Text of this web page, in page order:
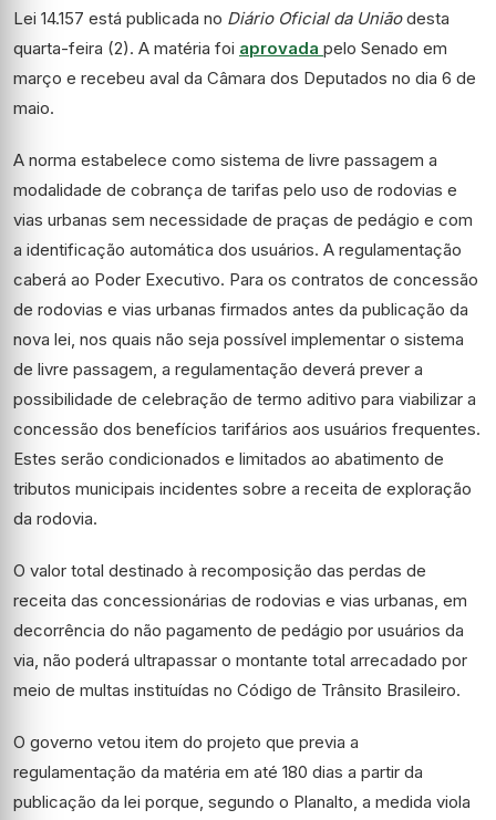
Lei 14.157 está publicada no Diário Oficial da Uniãodesta
quarta-feira (2). A matéria foi aprovada pelo Senado em
março e recebeu aval da Câmara dos Deputados no dia 6 de
maio.
A norma estabelece como sistema de livre passagem a
modalidade de cobrança de tarifas pelo uso de rodovias e
vias urbanas sem necessidade de praças de pedágio e com
a identificação automática dos usuários. A regulamentação
caberá ao Poder Executivo. Para os contratos de concessão
de rodovias e vias urbanas firmados antes da publicação da
nova lei, nos quais não seja possível implementar o sistema
de livre passagem, a regulamentação deverá prever a
possibilidade de celebração de termo aditivo para viabilizar a
concessão dos benefícios tarifários aos usuários frequentes.
Estes serão condicionados e limitados ao abatimento de
tributos municipais incidentes sobre a receita de exploração
da rodovia.
O valor total destinado à recomposição das perdas de
receita das concessionárias de rodovias e vias urbanas, em
decorrência do não pagamento de pedágio por usuários da
via, não poderá ultrapassar o montante total arrecadado por
meio de multas instituídas no Código de Trânsito Brasileiro.
O governo vetou item do projeto que previa a
regulamentação da matéria em até 180 dias a partir da
publicação da lei porque, segundo o Planalto, a medida viola